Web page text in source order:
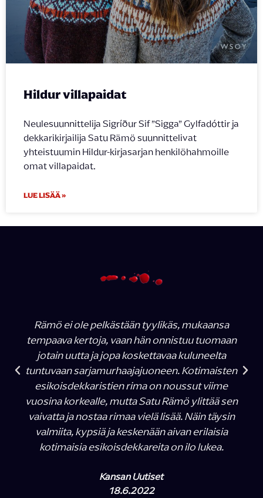
Hildur villapaidat
Neulesuunnittelija Sigríður Sif ”Sigga” Gylfadóttir ja
dekkarikirjailija Satu Rämö suunnittelivat
yhteistuumin Hildur-kirjasarjan henkilöhahmoille
omat villapaidat.
LUE LISÄÄ »
Rämö ei ole pelkästään tyylikäs, mukaansa
tempaava kertoja, vaan hän onnistuu tuomaan
jotain uutta ja jopa koskettavaa kuluneelta
tuntuvaan sarjamurhaajajuoneen. Kotimaisten
esikoisdekkaristien rima on noussut viime
vuosina korkealle, mutta Satu Rämö ylittää sen
vaivatta ja nostaa rimaa vielä lisää. Näin täysin
valmiita, kypsiä ja keskenään aivan erilaisia
kotimaisia esikoisdekkareita on ilo lukea.
Kansan Uutiset
18.6.2022